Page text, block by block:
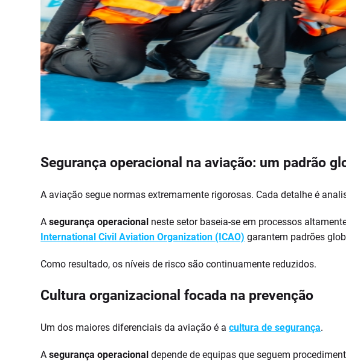
Segurança operacional na aviação: um padrão
A aviação segue normas extremamente rigorosas. Cada detalhe é
Asegurança operacional neste setor baseia-se em processos
International Civil Aviation Organization (ICAO) garantem padrões
Como resultado, os níveis de risco são continuamente reduzidos.
Cultura organizacional focada na prevenção
Um dos maiores diferenciais da aviação é acultura de segurança.
Asegurança operacionaldepende de equipas que seguem